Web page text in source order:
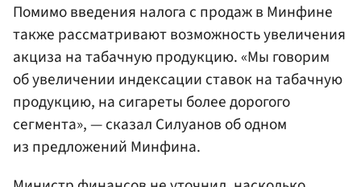
Помимо введения налога с продаж в Минфине
также рассматривают возможность увеличения
акциза на табачную продукцию. «Мы говорим
об увеличении индексации ставок на табачную
продукцию, на сигареты более дорогого
сегмента», — сказал Силуанов об одном
из предложений Минфина.